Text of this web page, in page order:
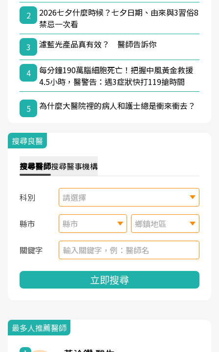
2
2026七夕什麼時候？七夕日期、由來與3習俗8
禁忌一次看
3
濾藍光產品真有效？ 醫師告訴你
4
每分鐘190萬腦細胞死亡！把握中風黃金救援
4.5小時，醫警告：遇3症狀快打119搶時間
5 為什麼大醫院裡的病人和護士總是衝來衝去？
搜尋良醫
搜尋醫師搜尋醫事機構
科別 請選擇
縣市 縣市 鄉鎮地區
關鍵字
立即搜尋
最多人推薦醫師